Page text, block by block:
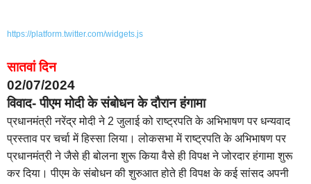
https://platform.twitter.com/widgets.js
सातवां दिन
02/07/2024
विवाद- पीएम मोदी के संबोधन के दौरान हंगामा
प्रधानमंत्री नरेंद्र मोदी ने 2 जुलाई को राष्ट्रपति के अभिभाषण पर धन्यवाद
प्रस्ताव पर चर्चा में हिस्सा लिया। लोकसभा में राष्ट्रपति के अभिभाषण पर
प्रधानमंत्री ने जैसे ही बोलना शुरू किया वैसे ही विपक्ष ने जोरदार हंगामा शुरू
कर दिया। पीएम के संबोधन की शुरुआत होते ही विपक्ष के कई सांसद अपनी